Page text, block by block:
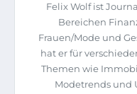
Felix Wolf ist
Bereichen
Frauen/Mode und
hat er für
Themen wie
Modetrends und